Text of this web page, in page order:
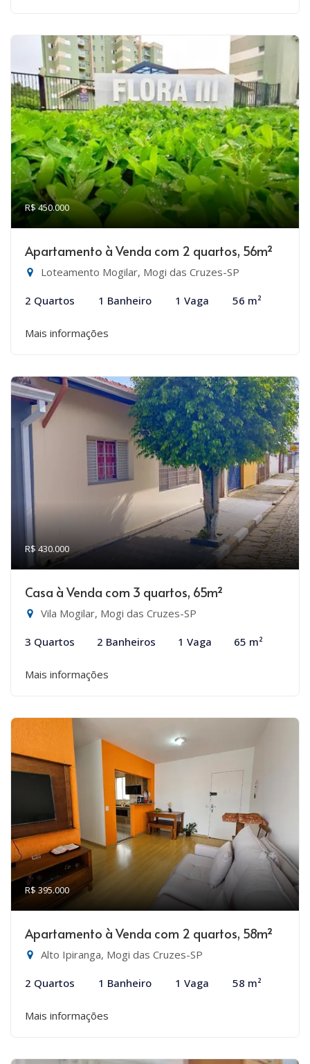
R$ 450.000
Apartamento à Venda com 2 quartos, 56m²
Loteamento Mogilar, Mogi das Cruzes-SP
2 Quartos 1 Banheiro 1 Vaga 56 m²
Mais informações
R$ 430.000
Casa à Venda com 3 quartos, 65m²
Vila Mogilar, Mogi das Cruzes-SP
3 Quartos 2 Banheiros 1 Vaga 65 m²
Mais informações
R$ 395.000
Apartamento à Venda com 2 quartos, 58m²
Alto Ipiranga, Mogi das Cruzes-SP
2 Quartos 1 Banheiro 1 Vaga 58 m²
Mais informações